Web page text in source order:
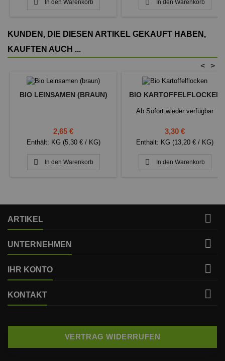
 In den Warenkorb  In den Warenkorb
KUNDEN, DIE DIESEN ARTIKEL GEKAUFT HABEN,
KAUFTEN AUCH ...
>
<
BIO LEINSAMEN (BRAUN)
Preis
2,65 €
Enthält: KG (5,30 € / KG)
 In den Warenkorb
BIO KARTOFFELFLOCKEN
Ab Sofort wieder verfügbar
Preis
3,30 €
Enthält: KG (13,20 € / KG)
 In den Warenkorb
ARTIKEL 
UNTERNEHMEN 
IHR KONTO 
KONTAKT 
VERTRAG WIDERRUFEN